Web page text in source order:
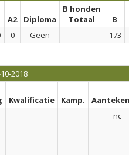
A2 Diploma
B honden
Totaal
B
0 Geen -- 173
2018
Kwalificatie Kamp.
nc